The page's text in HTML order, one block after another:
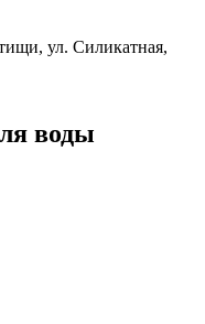
ул. Силикатная,
воды